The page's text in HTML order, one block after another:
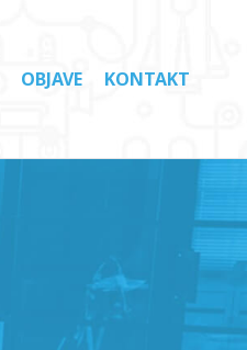
OBJAVE KONTAKT